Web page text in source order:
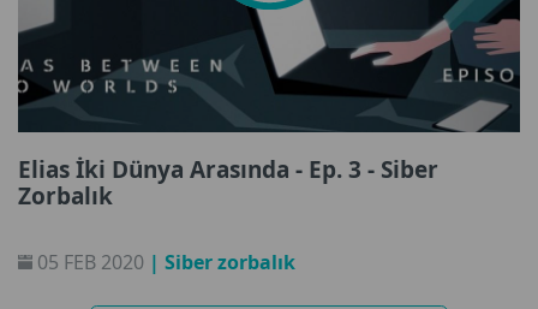
Elias İki Dünya Arasında - Ep. 3 - Siber
Zorbalık
05 FEB 2020 | Siber zorbalık